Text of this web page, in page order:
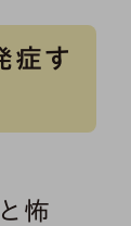
症す
怖